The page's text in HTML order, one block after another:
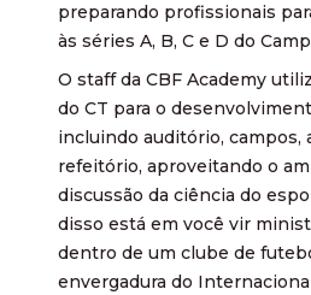
preparando profissionais
às séries A, B, C e D do
O staff da CBF Academy
do CT para o
incluindo auditório, campos,
refeitório, aproveitando o
discussão da ciência do
disso está em você vir
dentro de um clube de
envergadura do